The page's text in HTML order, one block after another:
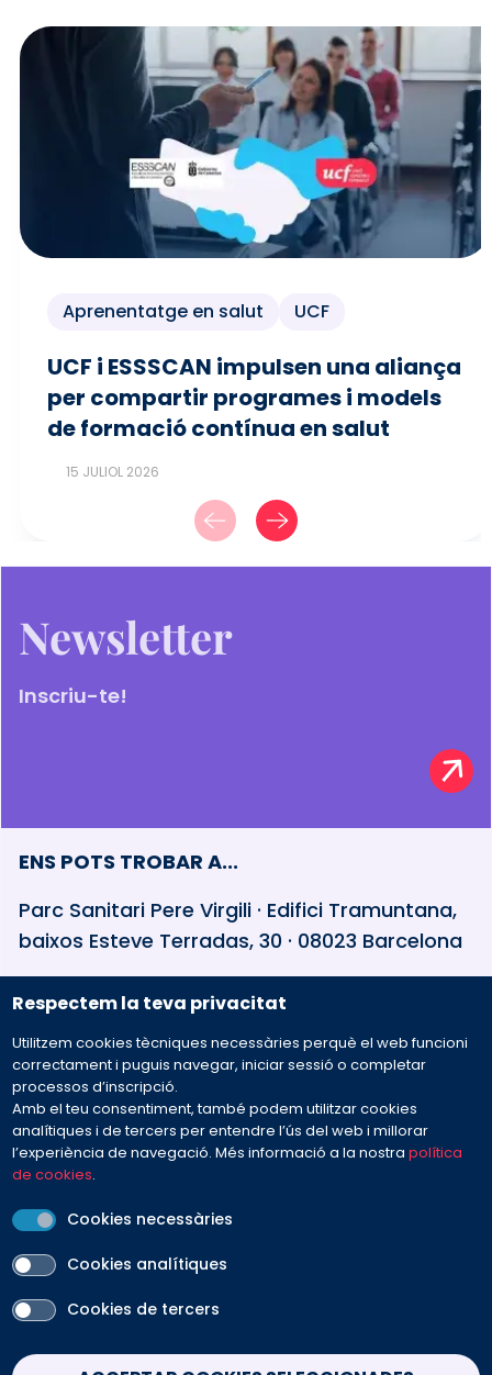
Respectem la teva privacitat
Utilitzem cookies tècniques necessàries perquè el web funcioni
correctament i puguis navegar, iniciar sessió o completar
processos d’inscripció.
Amb el teu consentiment, també podem utilitzar cookies
analítiques i de tercers per entendre l’ús del web i millorar
l’experiència de navegació. Més informació a la nostrapolítica
de cookies.
Cookies necessàries
Cookies analítiques
Cookies de tercers
Withdraw consent
Aprenentatge en salut UCF
UCF i ESSSCAN impulsen una aliança
per compartir programes i models
de formació contínua en salut
15 JULIOL 2026
Newsletter
Inscriu-te!
ENS POTS TROBAR A...
Parc Sanitari Pere Virgili · Edifici Tramuntana,
baixos Esteve Terradas, 30 · 08023 Barcelona
932 594 381
Preguntes freqüents
Envia'ns el teu missatge
PEU Avís legal Contacte